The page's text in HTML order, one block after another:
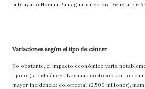
subrayado Noema Paniagua, directora general de
Variaciones según el tipo de cáncer
No obstante, el impacto económico varía
tipología del cáncer. Los más costosos son los
mayor incidencia: colorrectal (2.500 millones),